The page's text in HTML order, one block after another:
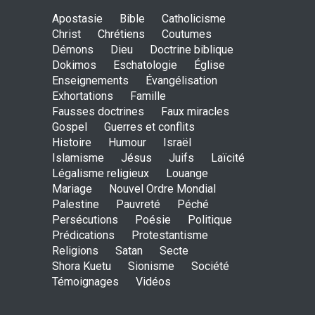
der heiligkeit ? - das auge
der wache-Dokimos n°2
ENSEIGNEMENTS
3. April 2014 00:00
Ein apokalyptisches Klima-
Dokimos n°2
ENSEIGNEMENTS
3. April 2014 00:00
Der katholizismus in den
kulissen- die wache-
Dokimos n°2
ENSEIGNEMENTS
2. April 2014 00:00
Das große babylon im dienst
Apostasie Bible
Catholicisme
Christ
Chrétiens
Coutumes
Démons
Dieu
Doctrine biblique
Dokimos
Eschatologie
Église
Enseignements
Évangélisation
Exhortations
Famille
Fausses doctrines
Faux miracles
Gospel
Guerres et conflits
Histoire
Humour
Israël
Islamisme
Jésus Juifs
Laïcité
Légalisme religieux
Louange
Mariage
Nouvel Ordre Mondial
Palestine
Pauvreté
Péché
Persécutions
Poésie
Politique
Prédications
Protestantisme
Religions
Satan
Secte
Shora Kuetu
Sionisme
Société
Témoignages
Vidéos